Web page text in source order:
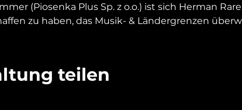
(Piosenka Plus Sp. z o.o.) ist sich Herman
zu haben, das Musik- & Ländergrenzen
teilen